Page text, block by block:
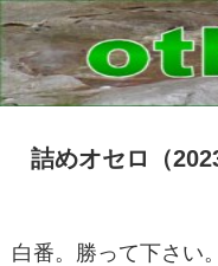
詰めオセロ（
白番。勝って下さい。